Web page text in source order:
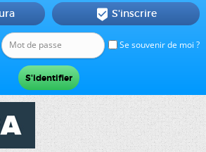
Se souvenir de moi ?
 S'inscrire